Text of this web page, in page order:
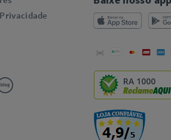
RA 1000